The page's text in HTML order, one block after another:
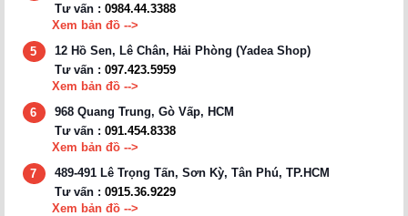
Tư vấn : 0984.44.3388
Xem bản đồ -->
5
12 Hồ Sen, Lê Chân, Hải Phòng (Yadea Shop)
Tư vấn : 097.423.5959
Xem bản đồ -->
6
968 Quang Trung, Gò Vấp, HCM
Tư vấn : 091.454.8338
Xem bản đồ -->
7
489-491 Lê Trọng Tấn, Sơn Kỳ, Tân Phú, TP.HCM
Tư vấn : 0915.36.9229
Xem bản đồ -->